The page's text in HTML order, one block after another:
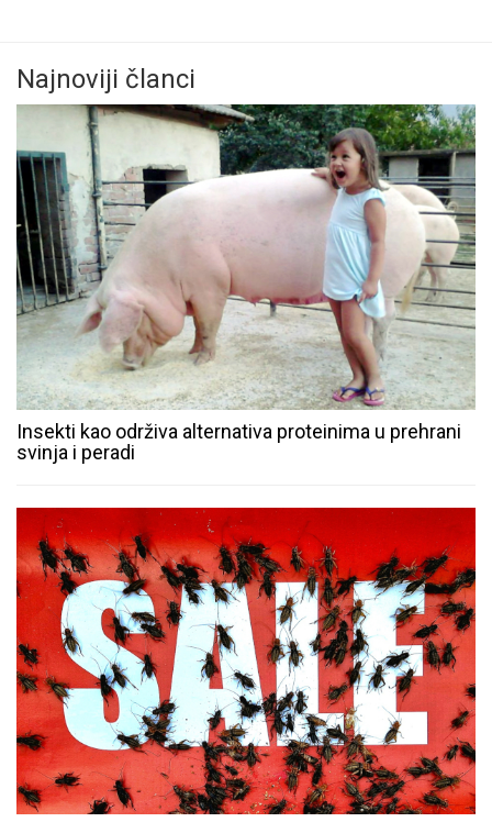
Najnoviji članci
Insekti kao održiva alternativa proteinima u prehrani
svinja i peradi